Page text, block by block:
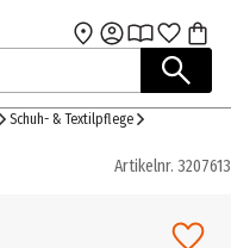
Hauptinhalt
Schuh- & Textilpflege
Artikelnr. 3207613